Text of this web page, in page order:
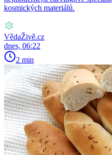
kosmických materiálů.
VědaŽivě.cz
dnes, 06:22
2 min